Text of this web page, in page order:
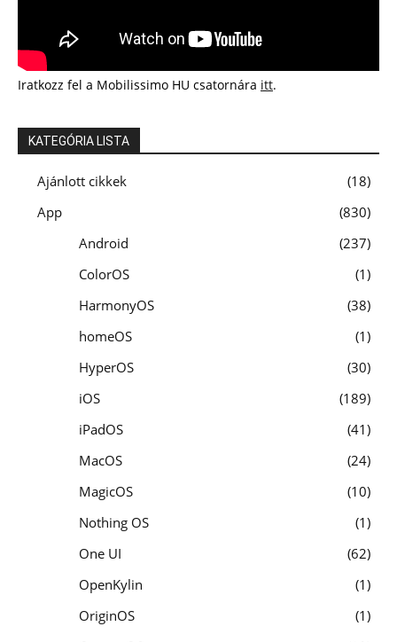
Iratkozz fel a Mobilissimo HU csatornára itt.
KATEGÓRIA LISTA
Ajánlott cikkek
18
App
830
Android
237
ColorOS
1
HarmonyOS
38
homeOS
1
HyperOS
30
iOS
189
iPadOS
41
MacOS
24
MagicOS
10
Nothing OS
1
One UI
62
OpenKylin
1
OriginOS
1